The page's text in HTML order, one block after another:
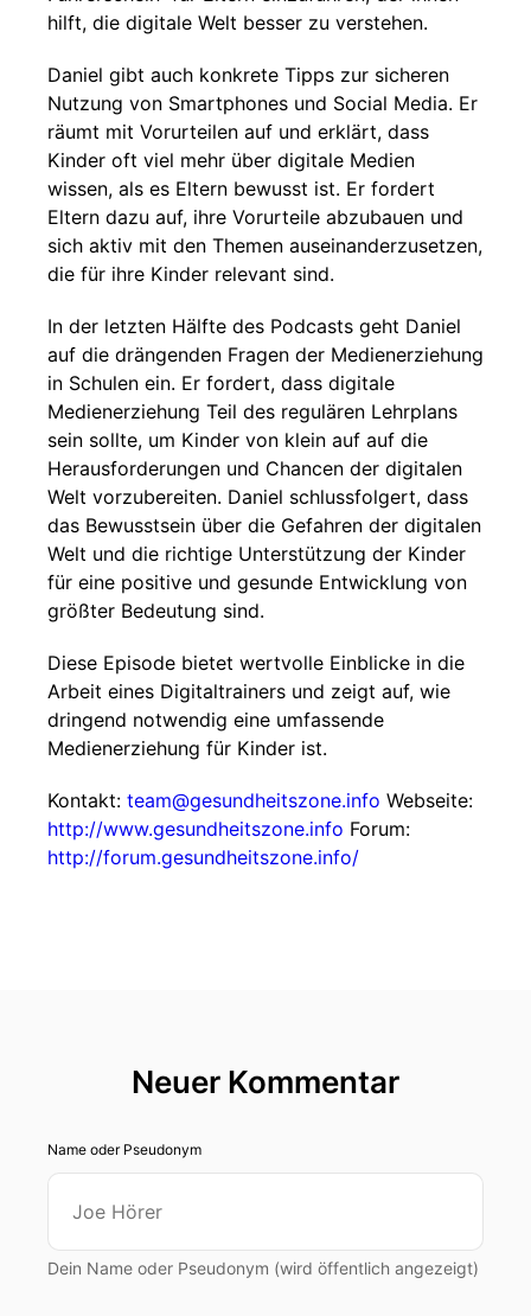
hilft, die digitale Welt besser zu verstehen.
Daniel gibt auch konkrete Tipps zur sicheren
Nutzung von Smartphones und Social Media. Er
räumt mit Vorurteilen auf und erklärt, dass
Kinder oft viel mehr über digitale Medien
wissen, als es Eltern bewusst ist. Er fordert
Eltern dazu auf, ihre Vorurteile abzubauen und
sich aktiv mit den Themen auseinanderzusetzen,
die für ihre Kinder relevant sind.
In der letzten Hälfte des Podcasts geht Daniel
auf die drängenden Fragen der Medienerziehung
in Schulen ein. Er fordert, dass digitale
Medienerziehung Teil des regulären Lehrplans
sein sollte, um Kinder von klein auf auf die
Herausforderungen und Chancen der digitalen
Welt vorzubereiten. Daniel schlussfolgert, dass
das Bewusstsein über die Gefahren der digitalen
Welt und die richtige Unterstützung der Kinder
für eine positive und gesunde Entwicklung von
größter Bedeutung sind.
Diese Episode bietet wertvolle Einblicke in die
Arbeit eines Digitaltrainers und zeigt auf, wie
dringend notwendig eine umfassende
Medienerziehung für Kinder ist.
Kontakt: team@gesundheitszone.info Webseite:
http://www.gesundheitszone.info Forum:
http://forum.gesundheitszone.info/
Neuer Kommentar
Name oder Pseudonym
Dein Name oder Pseudonym (wird öffentlich angezeigt)